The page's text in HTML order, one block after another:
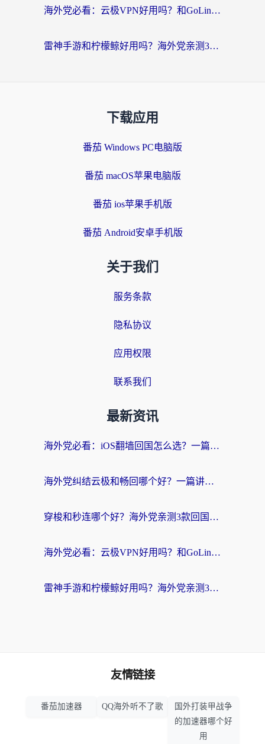
海外党必看：云极VPN好用吗？和GoLinkVPN对比哪个回国效果更好？附真实体验指南
雷神手游和柠檬鲸好用吗？海外党亲测3款回国加速器，教你避开破解VPN坑
下载应用
番茄 Windows PC电脑版
番茄 macOS苹果电脑版
番茄 ios苹果手机版
番茄 Android安卓手机版
关于我们
服务条款
隐私协议
应用权限
联系我们
最新资讯
海外党必看：iOS翻墙回国怎么选？一篇搞定无缝访问国内资源
海外党纠结云极和畅回哪个好？一篇讲透回国加速器怎么选（附避坑指南）
穿梭和秒连哪个好？海外党亲测3款回国加速器，教你在国外正常浏览国内网站
海外党必看：云极VPN好用吗？和GoLinkVPN对比哪个回国效果更好？附真实体验指南
雷神手游和柠檬鲸好用吗？海外党亲测3款回国加速器，教你避开破解VPN坑
友情链接
番茄加速器 QQ海外听不了歌
国外打装甲战争
的加速器哪个好
用